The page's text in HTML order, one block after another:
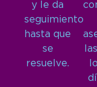
y le da
seguimiento
hasta que
se
resuelve.